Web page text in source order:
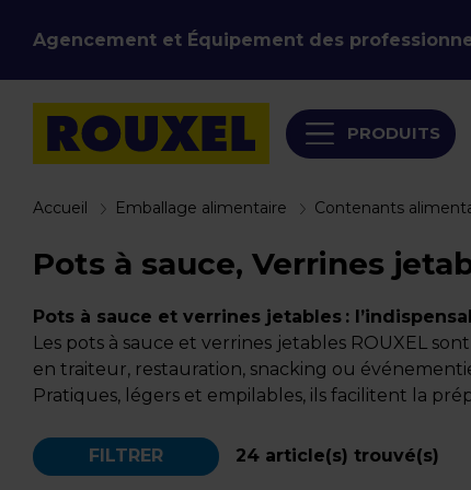
Agencement et Équipement des
PRODUITS
Accueil Emballage alimentaire Contenants
Pots à sauce, Verrines
Pots à sauce et verrines jetables :
Les pots à sauce et verrines jetables ROUXEL
en traiteur, restauration, snacking ou
Pratiques, légers et empilables, ils facilitent la
FILTRER 24 article(s) trouvé(s)